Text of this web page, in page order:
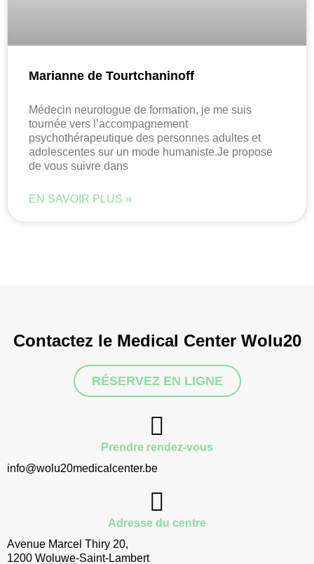
Marianne de Tourtchaninoff
Médecin neurologue de formation, je me suis
tournée vers l’accompagnement
psychothérapeutique des personnes adultes et
adolescentes sur un mode humaniste.Je propose
de vous suivre dans
EN SAVOIR PLUS »
Contactez le Medical Center Wolu20
RÉSERVEZ EN LIGNE
Prendre rendez-vous
info@wolu20medicalcenter.be
Adresse du centre
Avenue Marcel Thiry 20,
1200 Woluwe-Saint-Lambert